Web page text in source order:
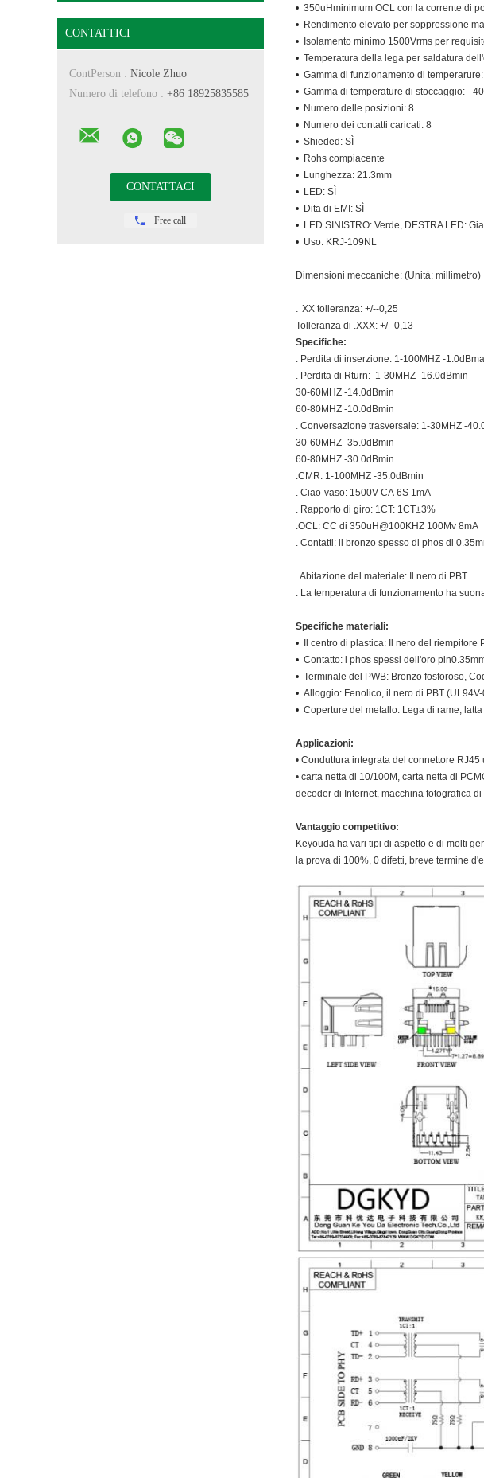
CONTATTICI
ContPerson : Nicole Zhuo
Numero di telefono : +86 18925835585
Free call
350uHminimum OCL con la corrente di
Rendimento elevato per soppressione
Isolamento minimo 1500Vrms per
Temperatura della lega per saldatura
Gamma di funzionamento di
Gamma di temperature di stoccaggio: -
Numero delle posizioni: 8
Numero dei contatti caricati: 8
Shieded: SÌ
Rohs compiacente
Lunghezza: 21.3mm
LED: SÌ
Dita di EMI: SÌ
LED SINISTRO: Verde, DESTRA LED:
Uso: KRJ-109NL
Dimensioni meccaniche: (Unità: millimetro)
. XX tolleranza: +/--0,25
Tolleranza di .XXX: +/--0,13
Specifiche:
. Perdita di inserzione: 1-100MHZ -
. Perdita di Rturn: 1-30MHZ -16.0dBmin
30-60MHZ -14.0dBmin
60-80MHZ -10.0dBmin
. Conversazione trasversale: 1-30MHZ -
30-60MHZ -35.0dBmin
60-80MHZ -30.0dBmin
.CMR: 1-100MHZ -35.0dBmin
. Ciao-vaso: 1500V CA 6S 1mA
. Rapporto di giro: 1CT: 1CT±3%
.OCL: CC di 350uH@100KHZ 100Mv 8mA
. Contatti: il bronzo spesso di phos di
. Abitazione del materiale: Il nero di PBT
. La temperatura di funzionamento ha
Specifiche materiali:
Il centro di plastica: Il nero del
Contatto: i phos spessi dell'oro
Terminale del PWB: Bronzo fosforoso,
Alloggio: Fenolico, il nero di PBT
Coperture del metallo: Lega di rame,
Applicazioni:
• Conduttura integrata del connettore RJ45
• carta netta di 10/100M, carta netta di
decoder di Internet, macchina fotografica
Vantaggio competitivo:
Keyouda ha vari tipi di aspetto e di molti
la prova di 100%, 0 difetti, breve termine